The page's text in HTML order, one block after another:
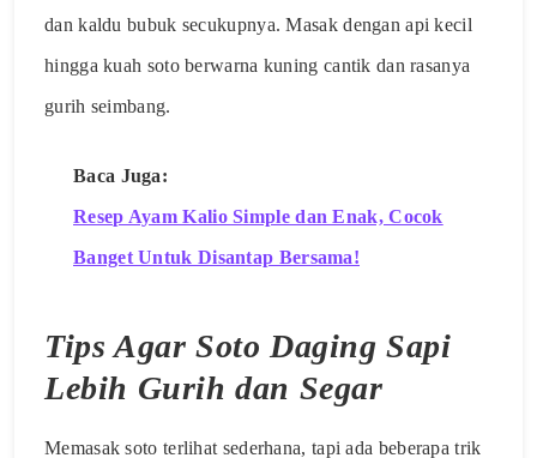
dan kaldu bubuk secukupnya. Masak dengan api kecil
hingga kuah soto berwarna kuning cantik dan rasanya
gurih seimbang.
Baca Juga:
Resep Ayam Kalio Simple dan Enak, Cocok
Banget Untuk Disantap Bersama!
Tips Agar Soto Daging Sapi
Lebih Gurih dan Segar
Memasak soto terlihat sederhana, tapi ada beberapa trik